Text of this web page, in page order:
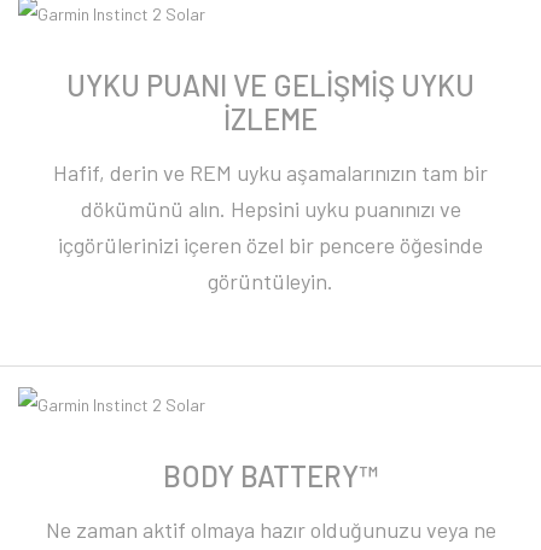
UYKU PUANI VE GELİŞMİŞ UYKU
İZLEME
Hafif, derin ve REM uyku aşamalarınızın tam bir
dökümünü alın. Hepsini uyku puanınızı ve
içgörülerinizi içeren özel bir pencere öğesinde
görüntüleyin.
BODY BATTERY™
Ne zaman aktif olmaya hazır olduğunuzu veya ne